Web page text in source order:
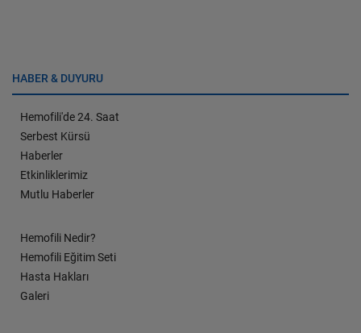
HABER & DUYURU
Hemofili'de 24. Saat
Serbest Kürsü
Haberler
Etkinliklerimiz
Mutlu Haberler
Hemofili Nedir?
Hemofili Eğitim Seti
Hasta Hakları
Galeri